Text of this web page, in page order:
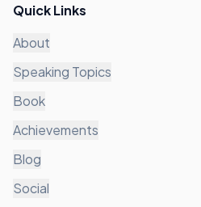
Quick Links
About
Speaking Topics
Book
Achievements
Blog
Social